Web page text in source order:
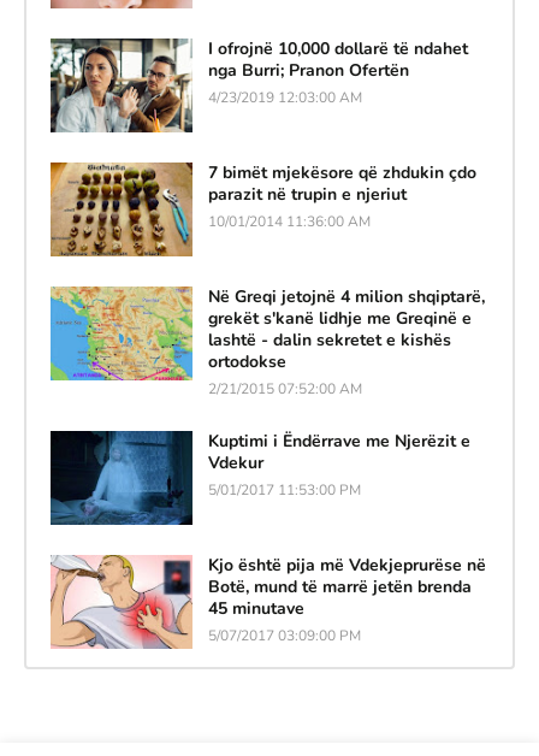
I ofrojnë 10,000 dollarë të ndahet
nga Burri; Pranon Ofertën
4/23/2019 12:03:00 AM
7 bimët mjekësore që zhdukin çdo
parazit në trupin e njeriut
10/01/2014 11:36:00 AM
Në Greqi jetojnë 4 milion shqiptarë,
grekët s'kanë lidhje me Greqinë e
lashtë - dalin sekretet e kishës
ortodokse
2/21/2015 07:52:00 AM
Kuptimi i Ëndërrave me Njerëzit e
Vdekur
5/01/2017 11:53:00 PM
Kjo është pija më Vdekjeprurëse në
Botë, mund të marrë jetën brenda
45 minutave
5/07/2017 03:09:00 PM